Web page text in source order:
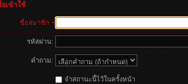
เข้าใช้
ชื่อสมาชิก
รหัสผ่าน:
คำถาม:
จำสถานะนี้ไว้ในครั้งหน้า